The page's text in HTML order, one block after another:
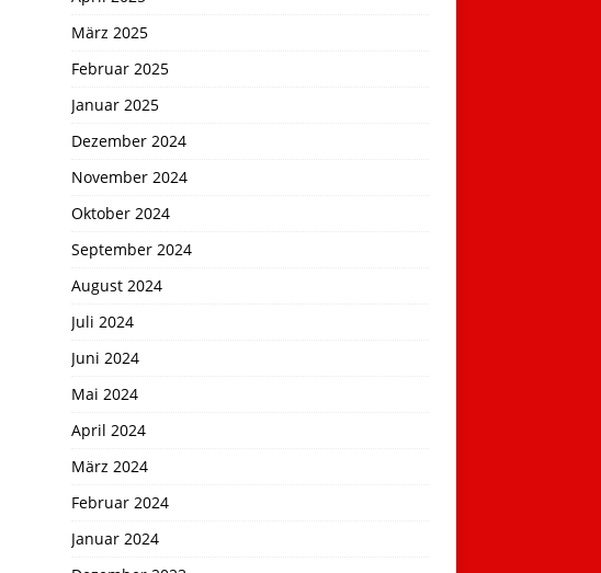
März 2025
Februar 2025
Januar 2025
Dezember 2024
November 2024
Oktober 2024
September 2024
August 2024
Juli 2024
Juni 2024
Mai 2024
April 2024
März 2024
Februar 2024
Januar 2024